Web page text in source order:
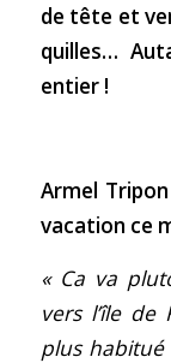
de tête et
quilles…
entier !
Armel
vacation ce
« Ca va
vers l’île de
plus